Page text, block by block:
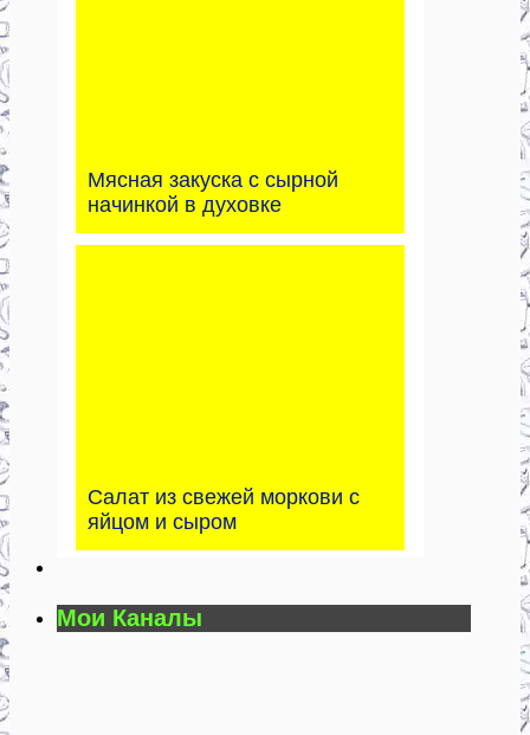
Мясная закуска с сырной
начинкой в духовке
Салат из свежей моркови с
яйцом и сыром
Мои Каналы